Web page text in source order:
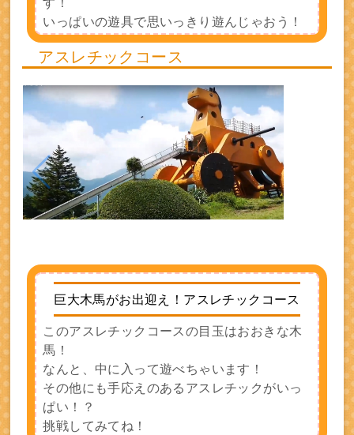
いっぱいの遊具で思いっきり遊んじゃおう！
アスレチックコース
巨大木馬がお出迎え！アスレチックコース
このアスレチックコースの目玉はおおきな木
馬！
なんと、中に入って遊べちゃいます！
その他にも手応えのあるアスレチックがいっ
ぱい！？
挑戦してみてね！